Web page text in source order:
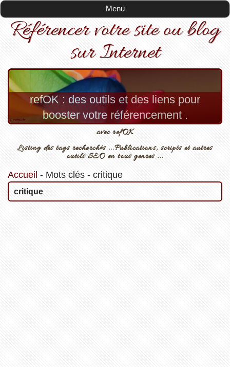
Menu
Référencer votre site ou blog
sur Internet
refOK : des outils et des liens pour
booster votre référencement .
avec refOK
Listing des tags recherchés ...Publications, scripts et autres
outils SEO en tous genres ...
Accueil - Mots clés- critique
critique